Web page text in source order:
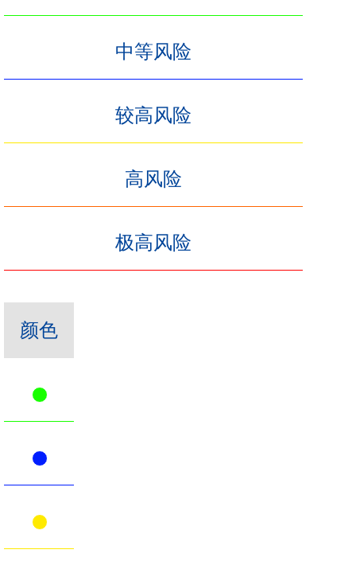
中等风险
较高风险
高风险
极高风险
颜色